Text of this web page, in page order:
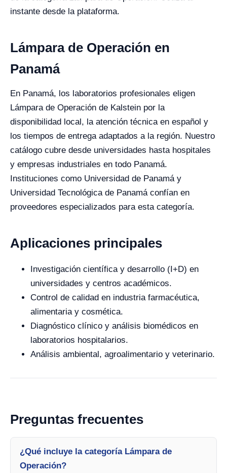
instante desde la plataforma.
Lámpara de Operación en
Panamá
En Panamá, los laboratorios profesionales eligen
Lámpara de Operación de Kalstein por la
disponibilidad local, la atención técnica en español y
los tiempos de entrega adaptados a la región. Nuestro
catálogo cubre desde universidades hasta hospitales
y empresas industriales en todo Panamá.
Instituciones como Universidad de Panamá y
Universidad Tecnológica de Panamá confían en
proveedores especializados para esta categoría.
Aplicaciones principales
Investigación científica y desarrollo (I+D) en
universidades y centros académicos.
Control de calidad en industria farmacéutica,
alimentaria y cosmética.
Diagnóstico clínico y análisis biomédicos en
laboratorios hospitalarios.
Análisis ambiental, agroalimentario y veterinario.
Preguntas frecuentes
¿Qué incluye la categoría Lámpara de
Operación?